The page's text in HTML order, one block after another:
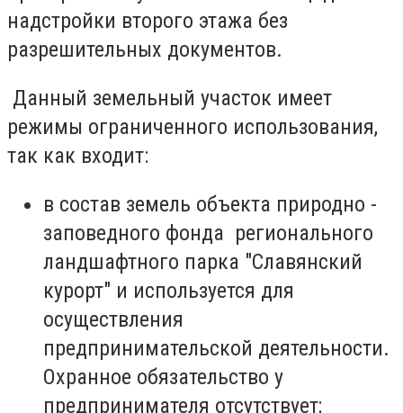
надстройки второго этажа без
разрешительных документов.
Данный земельный участок имеет
режимы ограниченного использования,
так как входит:
в состав земель объекта природно -
заповедного фонда регионального
ландшафтного парка "Славянский
курорт" и используется для
осуществления
предпринимательской деятельности.
Охранное обязательство у
предпринимателя отсутствует;